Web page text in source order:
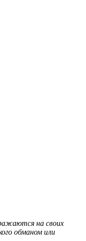
на своих
обманом или